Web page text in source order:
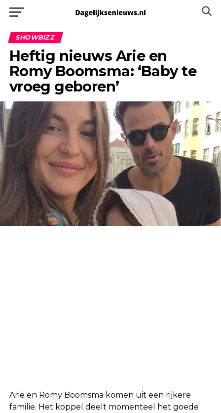
SHOWBIZZ
Heftig nieuws Arie en
Romy Boomsma: ‘Baby te
vroeg geboren’
Arie en Romy Boomsma komen uit een rijkere
familie. Het koppel deelt momenteel het goede